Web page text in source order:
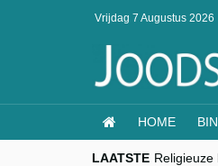
Vrijdag 7 Augustus 2026
HOME
LAATSTE